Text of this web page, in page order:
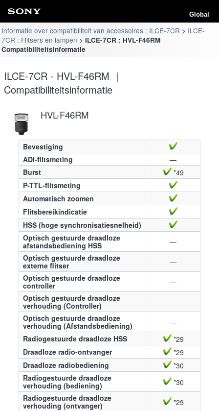
Global
Informatie over compatibiliteit van accessoires : ILCE-7CR
ILCE-
7CR : Flitsers en lampen
ILCE-7CR : HVL-F46RM
Compatibiliteitsinformatie
ILCE-7CR - HVL-F46RM ｜
Compatibiliteitsinformatie
HVL-F46RM
Bevestiging
ADI-flitsmeting
—
Burst
*49
P-TTL-flitsmeting
Automatisch zoomen
Flitsbereikindicatie
HSS (hoge synchronisatiesnelheid)
Optisch gestuurde draadloze
afstandsbediening HSS
—
Optisch gestuurde draadloze
externe flitser
—
Optisch gestuurde draadloze
controller
—
Optisch gestuurde draadloze
verhouding (Controller)
—
Optisch gestuurde draadloze
verhouding (Afstandsbediening)
—
Radiogestuurde draadloze HSS
*29
Draadloze radio-ontvanger
*29
Draadloze radiobediening
*30
Radiogestuurde draadloze
verhouding (bediening)
*30
Radiogestuurde draadloze
verhouding (ontvanger)
*29